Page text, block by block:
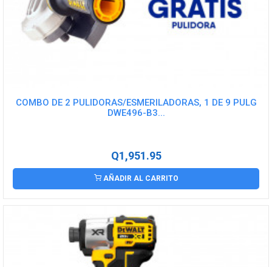
COMBO DE 2 PULIDORAS/ESMERILADORAS, 1 DE 9 PULG
DWE496-B3...
Q1,951.95
AÑADIR AL CARRITO